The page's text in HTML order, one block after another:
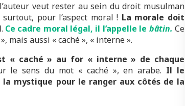
veut rester au sein du droit musulman
pour l’aspect moral ! La morale doit
. Ce cadre moral légal, il l’appelle le bâtin. Ce
mais aussi « caché », « interne ».
« caché » au for « interne » de chaque
le sens du mot « caché », en arabe. Il le
la mystique pour le ranger aux côtés de la